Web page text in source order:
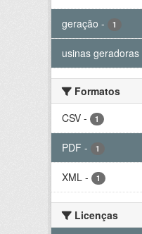
geração - 1
usinas geradoras
Formatos
CSV - 1
PDF - 1
XML - 1
Licenças